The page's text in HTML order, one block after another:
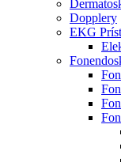
Dopplery
EKG